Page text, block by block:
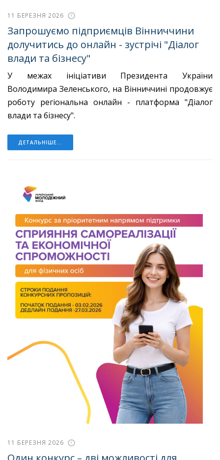
11 БЕРЕЗНЯ 2026
Запрошуємо підприємців Вінниччини
долучитись до онлайн - зустрічі "Діалог
влади та бізнесу"
У межах ініціативи Президента України
Володимира Зеленського, на Вінниччині продовжує
роботу регіональна онлайн - платформа "Діалог
влади та бізнесу".
ДЕТАЛЬНІШЕ...
11 БЕРЕЗНЯ 2026